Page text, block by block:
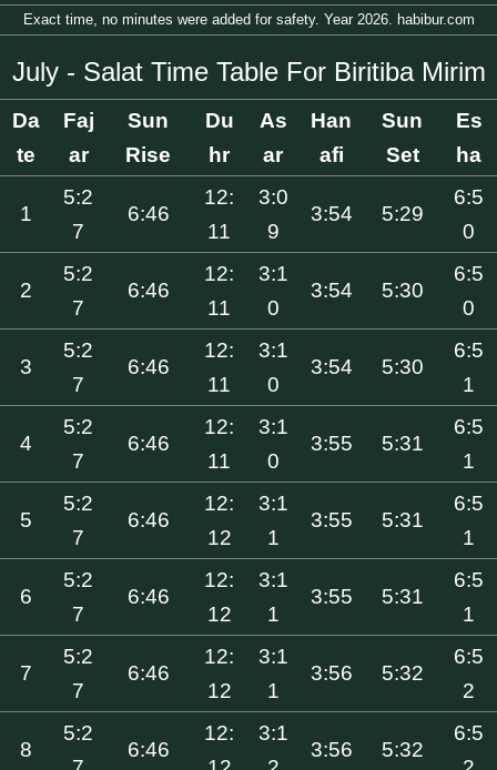
Exact time, no minutes were added for safety. Year 2026. habibur.com
July - Salat Time Table For Biritiba Mirim
Da
te
Faj
ar
Sun
Rise
Du
hr
As
ar
Han
afi
Sun
Set
Es
ha
1
5:2
7
6:46
12:
11
3:0
9
3:54 5:29
6:5
0
2
5:2
7
6:46
12:
11
3:1
0
3:54 5:30
6:5
0
3
5:2
7
6:46
12:
11
3:1
0
3:54 5:30
6:5
1
4
5:2
7
6:46
12:
11
3:1
0
3:55 5:31
6:5
1
5
5:2
7
6:46
12:
12
3:1
1
3:55 5:31
6:5
1
6
5:2
7
6:46
12:
12
3:1
1
3:55 5:31
6:5
1
7
5:2
7
6:46
12:
12
3:1
1
3:56 5:32
6:5
2
8
5:2
6:46
12:
3:1
3:56 5:32
6:5